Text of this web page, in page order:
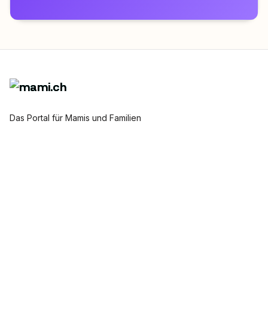
Das Portal für Mamis und Familien